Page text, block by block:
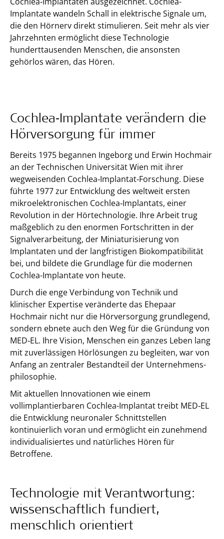
Implantate wandeln Schall in elektrische Signale um,
die den Hörnerv direkt stimulieren. Seit mehr als vier
Jahrzehnten ermöglicht diese Technologie
hunderttausenden Menschen, die ansonsten
gehörlos wären, das Hören.
Cochlea‑Implantate verändern die
Hörversorgung für immer
Bereits 1975 begannen Ingeborg und Erwin Hochmair
an der Technischen Universität Wien mit ihrer
wegweisenden Cochlea‑Implantat‑Forschung. Diese
führte 1977 zur Entwicklung des weltweit ersten
mikroelektronischen Cochlea‑Implantats, einer
Revolution in der Hörtechnologie. Ihre Arbeit trug
maßgeblich zu den enormen Fortschritten in der
Signalverarbeitung, der Miniaturisierung von
Implantaten und der langfristigen Biokompatibilität
bei, und bildete die Grundlage für die modernen
Cochlea-Implantate von heute.
Durch die enge Verbindung von Technik und
klinischer Expertise veränderte das Ehepaar
Hochmair nicht nur die Hörversorgung grundlegend,
sondern ebnete auch den Weg für die Gründung von
MED‑EL. Ihre Vision, Menschen ein ganzes Leben lang
mit zuverlässigen Hörlösungen zu begleiten, war von
Anfang an zentraler Bestandteil der Unternehmens-
philosophie.
Mit aktuellen Innovationen wie einem
vollimplantierbaren Cochlea-Implantat treibt MED‑EL
die Entwicklung neuronaler Schnittstellen
kontinuierlich voran und ermöglicht ein zunehmend
individualisiertes und natürliches Hören für
Betroffene.
Technologie mit Verantwortung:
wissenschaftlich fundiert,
menschlich orientiert